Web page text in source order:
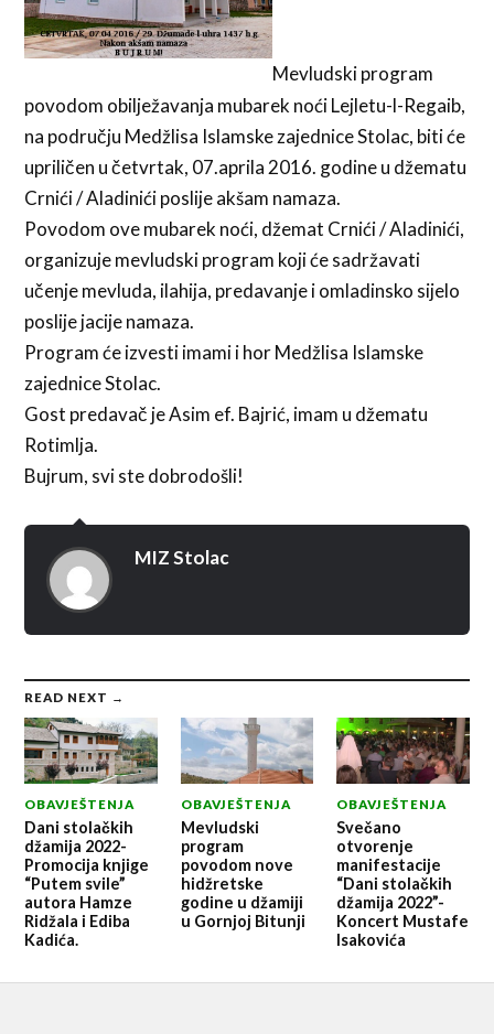
Mevludski program
povodom obilježavanja mubarek noći Lejletu-l-Regaib,
na području Medžlisa Islamske zajednice Stolac, biti će
upriličen u četvrtak, 07.aprila 2016. godine u džematu
Crnići / Aladinići poslije akšam namaza.
Povodom ove mubarek noći, džemat Crnići / Aladinići,
organizuje mevludski program koji će sadržavati
učenje mevluda, ilahija, predavanje i omladinsko sijelo
poslije jacije namaza.
Program će izvesti imami i hor Medžlisa Islamske
zajednice Stolac.
Gost predavač je Asim ef. Bajrić, imam u džematu
Rotimlja.
Bujrum, svi ste dobrodošli!
MIZ Stolac
READ NEXT →
OBAVJEŠTENJA
Dani stolačkih
džamija 2022-
Promocija knjige
“Putem svile”
autora Hamze
Ridžala i Ediba
Kadića.
OBAVJEŠTENJA
Mevludski
program
povodom nove
hidžretske
godine u džamiji
u Gornjoj Bitunji
OBAVJEŠTENJA
Svečano
otvorenje
manifestacije
“Dani stolačkih
džamija 2022”-
Koncert Mustafe
Isakovića